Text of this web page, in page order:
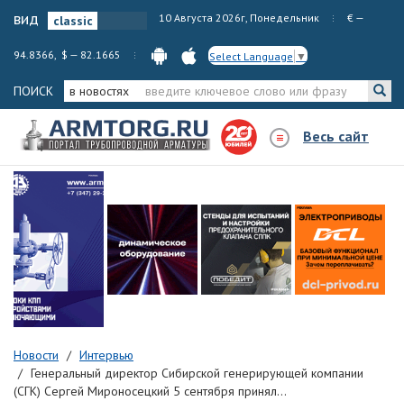
вид 10 Августа 2026г, Понедельник € —
94.8366, $ — 82.1665 Select Language ▼
ПОИСК в новостях
Весь сайт
Новости
Интервью
Генеральный директор Сибирской генерирующей компании
(СГК) Сергей Мироносецкий 5 сентября принял...